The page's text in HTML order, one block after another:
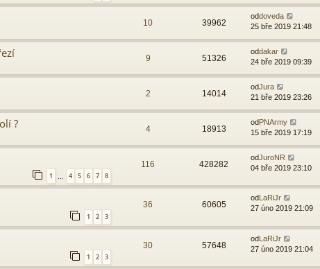
10 39962
oddoveda
25 bře 2019 21:48
9 51326
oddakar
24 bře 2019 09:39
2 14014
odJura
21 bře 2019 23:26
? 4 18913
odPNArmy
15 bře 2019 17:19
1 … 4 5 6 7 8
116 428282
odJuroNR
04 bře 2019 23:10
1 2 3
36 60605
od LaRiJr
27 úno 2019 21:09
1 2 3
30 57648
odLaRiJr
27 úno 2019 21:04